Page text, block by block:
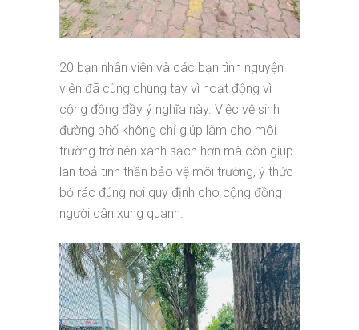
20 bạn nhân viên và các bạn tình nguyện
viên đã cùng chung tay vì hoạt động vì
cộng đồng đầy ý nghĩa này. Việc vệ sinh
đường phố không chỉ giúp làm cho môi
trường trở nên xanh sạch hơn mà còn giúp
lan toả tinh thần bảo vệ môi trường, ý thức
bỏ rác đúng nơi quy định cho cộng đồng
người dân xung quanh.